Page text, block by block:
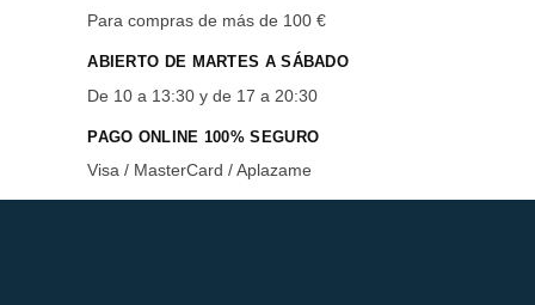
Para compras de más de 100 €
ABIERTO DE MARTES A SÁBADO
De 10 a 13:30 y de 17 a 20:30
PAGO ONLINE 100% SEGURO
Visa / MasterCard / Aplazame